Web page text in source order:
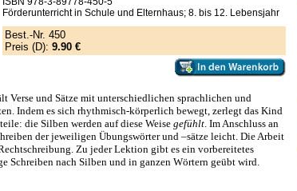
Förderunterricht in Schule und Elternhaus; 8. bis 12. Lebensjahr
Best.-Nr. 450
Preis (D): 9.90 €
Verse und Sätze mit unterschiedlichen sprachlichen und
Indem es sich rhythmisch-körperlich bewegt, zerlegt das Kind
die Silben werden auf diese Weise gefühlt. Im Anschluss an
der jeweiligen Übungswörter und –sätze leicht. Die Arbeit
Zu jeder Lektion gibt es ein vorbereitetes
Schreiben nach Silben und in ganzen Wörtern geübt wird.